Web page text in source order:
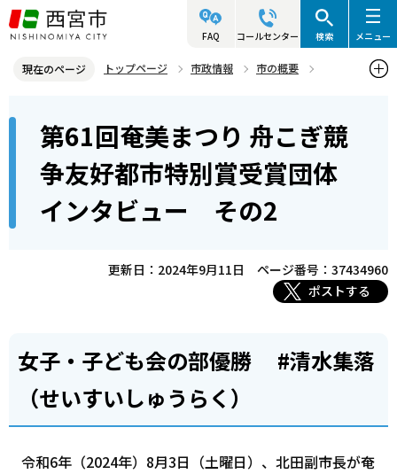
こ
の
ジ
す
FAQ コールセンター 検索 メニュー
現在のページ トップページ 市政情報
市の概要
第61回奄美まつり 舟こぎ競争友好都市特別賞受賞団体インタビュ
ー その2
ら
第61回奄美まつり 舟こぎ競
争友好都市特別賞受賞団体
インタビュー その2
更新日：2024年9月11日
ページ番号：37434960
ポストする
女子・子ども会の部優勝 #清水集落
（せいすいしゅうらく）
令和6年（2024年）8月3日（土曜日）、北田副市長が奄